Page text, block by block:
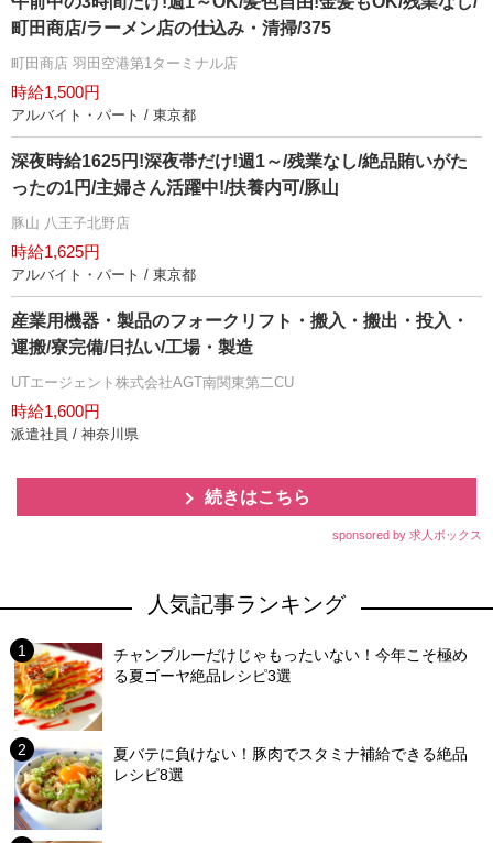
町田商店/ラーメン店の仕込み・清掃/375
町田商店 羽田空港第1ターミナル店
時給1,500円
アルバイト・パート / 東京都
深夜時給1625円!深夜帯だけ!週1～/残業なし/絶品賄いがた
ったの1円/主婦さん活躍中!/扶養内可/豚山
豚山 八王子北野店
時給1,625円
アルバイト・パート / 東京都
産業用機器・製品のフォークリフト・搬入・搬出・投入・
運搬/寮完備/日払い/工場・製造
UTエージェント株式会社AGT南関東第二CU
時給1,600円
派遣社員 / 神奈川県
続きはこちら
sponsored by 求人ボックス
人気記事ランキング
チャンプルーだけじゃもったいない！今年こそ極め
る夏ゴーヤ絶品レシピ3選
夏バテに負けない！豚肉でスタミナ補給できる絶品
レシピ8選